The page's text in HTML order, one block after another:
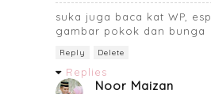
suka juga baca kat WP,
gambar pokok dan bunga
Reply Delete
Replies
Noor Maizan